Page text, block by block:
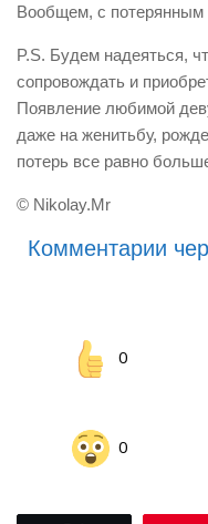
Вообщем, с
P.S. Будем надеяться,
сопровождать и
Появление любимой
даже на женитьбу,
потерь все равно
© Nikolay.Mr
Комментарии
0
0